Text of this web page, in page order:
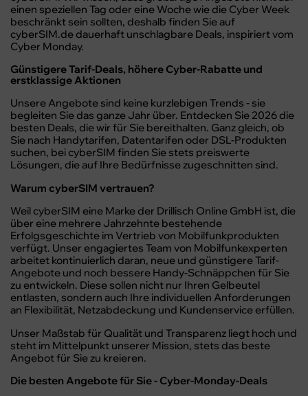
einen speziellen Tag oder eine Woche wie die Cyber Week
beschränkt sein sollten, deshalb finden Sie auf
cyberSIM.de dauerhaft unschlagbare Deals, inspiriert vom
Cyber Monday.
Günstigere Tarif-Deals, höhere Cyber-Rabatte und
erstklassige Aktionen
Unsere Angebote sind keine kurzlebigen Trends - sie
begleiten Sie das ganze Jahr über. Entdecken Sie 2026 die
besten Deals, die wir für Sie bereithalten. Ganz gleich, ob
Sie nach Handytarifen, Datentarifen oder DSL-Produkten
suchen, bei cyberSIM finden Sie stets preiswerte
Lösungen, die auf Ihre Bedürfnisse zugeschnitten sind.
Warum cyberSIM vertrauen?
Weil cyberSIM eine Marke der Drillisch Online GmbH ist, die
über eine mehrere Jahrzehnte bestehende
Erfolgsgeschichte im Vertrieb von Mobilfunkprodukten
verfügt. Unser engagiertes Team von Mobilfunkexperten
arbeitet kontinuierlich daran, neue und günstigere Tarif-
Angebote und noch bessere Handy-Schnäppchen für Sie
zu entwickeln. Diese sollen nicht nur Ihren Gelbeutel
entlasten, sondern auch Ihre individuellen Anforderungen
an Flexibilität, Netzabdeckung und Kundenservice erfüllen.
Unser Maßstab für Qualität und Transparenz liegt hoch und
steht im Mittelpunkt unserer Mission, stets das beste
Angebot für Sie zu kreieren.
Die besten Angebote für Sie - Cyber-Monday-Deals